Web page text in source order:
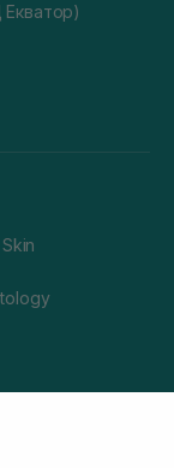
Екватор)